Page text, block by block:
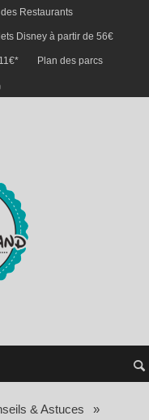
Restaurants
Disney à partir de 56€
Plan des parcs
& Astuces
»